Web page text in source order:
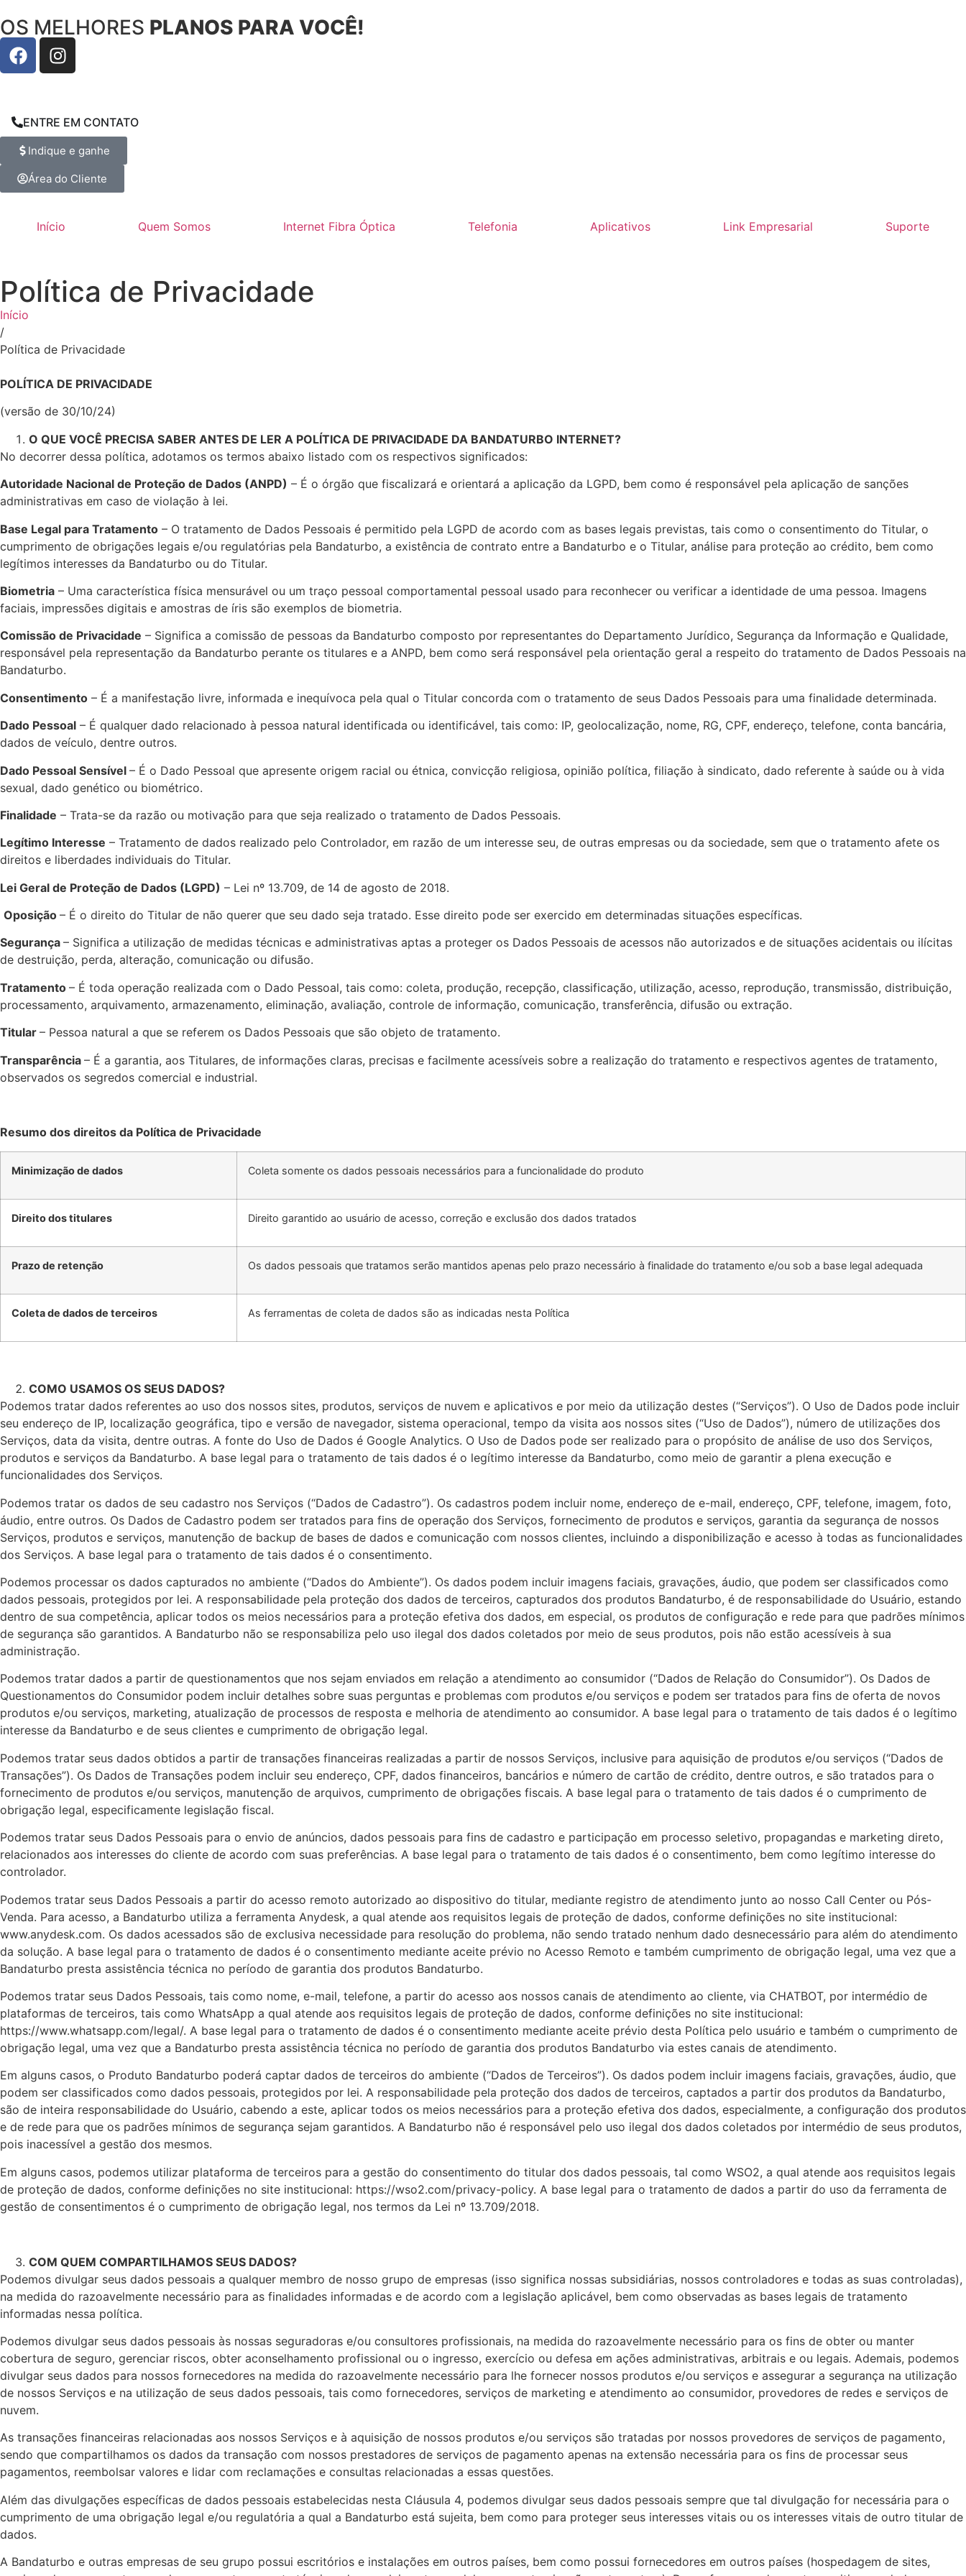
OS MELHORES PLANOS PARA VOCÊ!
ENTRE EM CONTATO
Indique e ganhe
Área do Cliente
Início Quem Somos Internet Fibra Óptica Telefonia Aplicativos Link Empresarial Suporte
Política de Privacidade
Início
/
Política de Privacidade
POLÍTICA DE PRIVACIDADE
(versão de 30/10/24)
O QUE VOCÊ PRECISA SABER ANTES DE LER A POLÍTICA DE PRIVACIDADE DA BANDATURBO INTERNET?
No decorrer dessa política, adotamos os termos abaixo listado com os respectivos significados:
Autoridade Nacional de Proteção de Dados (ANPD) – É o órgão que fiscalizará e orientará a aplicação da LGPD, bem como é responsável pela aplicação de sanções
administrativas em caso de violação à lei.
Base Legal para Tratamento – O tratamento de Dados Pessoais é permitido pela LGPD de acordo com as bases legais previstas, tais como o consentimento do Titular, o
cumprimento de obrigações legais e/ou regulatórias pela Bandaturbo, a existência de contrato entre a Bandaturbo e o Titular, análise para proteção ao crédito, bem como
legítimos interesses da Bandaturbo ou do Titular.
Biometria – Uma característica física mensurável ou um traço pessoal comportamental pessoal usado para reconhecer ou verificar a identidade de uma pessoa. Imagens
faciais, impressões digitais e amostras de íris são exemplos de biometria.
Comissão de Privacidade – Significa a comissão de pessoas da Bandaturbo composto por representantes do Departamento Jurídico, Segurança da Informação e Qualidade,
responsável pela representação da Bandaturbo perante os titulares e a ANPD, bem como será responsável pela orientação geral a respeito do tratamento de Dados Pessoais na
Bandaturbo.
Consentimento – É a manifestação livre, informada e inequívoca pela qual o Titular concorda com o tratamento de seus Dados Pessoais para uma finalidade determinada.
Dado Pessoal – É qualquer dado relacionado à pessoa natural identificada ou identificável, tais como: IP, geolocalização, nome, RG, CPF, endereço, telefone, conta bancária,
dados de veículo, dentre outros.
Dado Pessoal Sensível – É o Dado Pessoal que apresente origem racial ou étnica, convicção religiosa, opinião política, filiação à sindicato, dado referente à saúde ou à vida
sexual, dado genético ou biométrico.
Finalidade – Trata-se da razão ou motivação para que seja realizado o tratamento de Dados Pessoais.
Legítimo Interesse – Tratamento de dados realizado pelo Controlador, em razão de um interesse seu, de outras empresas ou da sociedade, sem que o tratamento afete os
direitos e liberdades individuais do Titular.
Lei Geral de Proteção de Dados (LGPD) – Lei nº 13.709, de 14 de agosto de 2018.
Oposição – É o direito do Titular de não querer que seu dado seja tratado. Esse direito pode ser exercido em determinadas situações específicas.
Segurança – Significa a utilização de medidas técnicas e administrativas aptas a proteger os Dados Pessoais de acessos não autorizados e de situações acidentais ou ilícitas
de destruição, perda, alteração, comunicação ou difusão.
Tratamento – É toda operação realizada com o Dado Pessoal, tais como: coleta, produção, recepção, classificação, utilização, acesso, reprodução, transmissão, distribuição,
processamento, arquivamento, armazenamento, eliminação, avaliação, controle de informação, comunicação, transferência, difusão ou extração.
Titular – Pessoa natural a que se referem os Dados Pessoais que são objeto de tratamento.
Transparência – É a garantia, aos Titulares, de informações claras, precisas e facilmente acessíveis sobre a realização do tratamento e respectivos agentes de tratamento,
observados os segredos comercial e industrial.
Resumo dos direitos da Política de Privacidade
Minimização de dados Coleta somente os dados pessoais necessários para a funcionalidade do produto
Direito dos titulares Direito garantido ao usuário de acesso, correção e exclusão dos dados tratados
Prazo de retenção Os dados pessoais que tratamos serão mantidos apenas pelo prazo necessário à finalidade do tratamento e/ou sob a base legal adequada
Coleta de dados de terceiros As ferramentas de coleta de dados são as indicadas nesta Política
COMO USAMOS OS SEUS DADOS?
Podemos tratar dados referentes ao uso dos nossos sites, produtos, serviços de nuvem e aplicativos e por meio da utilização destes (“Serviços”). O Uso de Dados pode incluir
seu endereço de IP, localização geográfica, tipo e versão de navegador, sistema operacional, tempo da visita aos nossos sites (“Uso de Dados”), número de utilizações dos
Serviços, data da visita, dentre outras. A fonte do Uso de Dados é Google Analytics. O Uso de Dados pode ser realizado para o propósito de análise de uso dos Serviços,
produtos e serviços da Bandaturbo. A base legal para o tratamento de tais dados é o legítimo interesse da Bandaturbo, como meio de garantir a plena execução e
funcionalidades dos Serviços.
Podemos tratar os dados de seu cadastro nos Serviços (“Dados de Cadastro”). Os cadastros podem incluir nome, endereço de e-mail, endereço, CPF, telefone, imagem, foto,
áudio, entre outros. Os Dados de Cadastro podem ser tratados para fins de operação dos Serviços, fornecimento de produtos e serviços, garantia da segurança de nossos
Serviços, produtos e serviços, manutenção de backup de bases de dados e comunicação com nossos clientes, incluindo a disponibilização e acesso à todas as funcionalidades
dos Serviços. A base legal para o tratamento de tais dados é o consentimento.
Podemos processar os dados capturados no ambiente (“Dados do Ambiente”). Os dados podem incluir imagens faciais, gravações, áudio, que podem ser classificados como
dados pessoais, protegidos por lei. A responsabilidade pela proteção dos dados de terceiros, capturados dos produtos Bandaturbo, é de responsabilidade do Usuário, estando
dentro de sua competência, aplicar todos os meios necessários para a proteção efetiva dos dados, em especial, os produtos de configuração e rede para que padrões mínimos
de segurança são garantidos. A Bandaturbo não se responsabiliza pelo uso ilegal dos dados coletados por meio de seus produtos, pois não estão acessíveis à sua
administração.
Podemos tratar dados a partir de questionamentos que nos sejam enviados em relação a atendimento ao consumidor (“Dados de Relação do Consumidor”). Os Dados de
Questionamentos do Consumidor podem incluir detalhes sobre suas perguntas e problemas com produtos e/ou serviços e podem ser tratados para fins de oferta de novos
produtos e/ou serviços, marketing, atualização de processos de resposta e melhoria de atendimento ao consumidor. A base legal para o tratamento de tais dados é o legítimo
interesse da Bandaturbo e de seus clientes e cumprimento de obrigação legal.
Podemos tratar seus dados obtidos a partir de transações financeiras realizadas a partir de nossos Serviços, inclusive para aquisição de produtos e/ou serviços (“Dados de
Transações”). Os Dados de Transações podem incluir seu endereço, CPF, dados financeiros, bancários e número de cartão de crédito, dentre outros, e são tratados para o
fornecimento de produtos e/ou serviços, manutenção de arquivos, cumprimento de obrigações fiscais. A base legal para o tratamento de tais dados é o cumprimento de
obrigação legal, especificamente legislação fiscal.
Podemos tratar seus Dados Pessoais para o envio de anúncios, dados pessoais para fins de cadastro e participação em processo seletivo, propagandas e marketing direto,
relacionados aos interesses do cliente de acordo com suas preferências. A base legal para o tratamento de tais dados é o consentimento, bem como legítimo interesse do
controlador.
Podemos tratar seus Dados Pessoais a partir do acesso remoto autorizado ao dispositivo do titular, mediante registro de atendimento junto ao nosso Call Center ou Pós-
Venda. Para acesso, a Bandaturbo utiliza a ferramenta Anydesk, a qual atende aos requisitos legais de proteção de dados, conforme definições no site institucional:
www.anydesk.com. Os dados acessados são de exclusiva necessidade para resolução do problema, não sendo tratado nenhum dado desnecessário para além do atendimento
da solução. A base legal para o tratamento de dados é o consentimento mediante aceite prévio no Acesso Remoto e também cumprimento de obrigação legal, uma vez que a
Bandaturbo presta assistência técnica no período de garantia dos produtos Bandaturbo.
Podemos tratar seus Dados Pessoais, tais como nome, e-mail, telefone, a partir do acesso aos nossos canais de atendimento ao cliente, via CHATBOT, por intermédio de
plataformas de terceiros, tais como WhatsApp a qual atende aos requisitos legais de proteção de dados, conforme definições no site institucional:
https://www.whatsapp.com/legal/. A base legal para o tratamento de dados é o consentimento mediante aceite prévio desta Política pelo usuário e também o cumprimento de
obrigação legal, uma vez que a Bandaturbo presta assistência técnica no período de garantia dos produtos Bandaturbo via estes canais de atendimento.
Em alguns casos, o Produto Bandaturbo poderá captar dados de terceiros do ambiente (“Dados de Terceiros”). Os dados podem incluir imagens faciais, gravações, áudio, que
podem ser classificados como dados pessoais, protegidos por lei. A responsabilidade pela proteção dos dados de terceiros, captados a partir dos produtos da Bandaturbo,
são de inteira responsabilidade do Usuário, cabendo a este, aplicar todos os meios necessários para a proteção efetiva dos dados, especialmente, a configuração dos produtos
e de rede para que os padrões mínimos de segurança sejam garantidos. A Bandaturbo não é responsável pelo uso ilegal dos dados coletados por intermédio de seus produtos,
pois inacessível a gestão dos mesmos.
Em alguns casos, podemos utilizar plataforma de terceiros para a gestão do consentimento do titular dos dados pessoais, tal como WSO2, a qual atende aos requisitos legais
de proteção de dados, conforme definições no site institucional: https://wso2.com/privacy-policy. A base legal para o tratamento de dados a partir do uso da ferramenta de
gestão de consentimentos é o cumprimento de obrigação legal, nos termos da Lei nº 13.709/2018.
COM QUEM COMPARTILHAMOS SEUS DADOS?
Podemos divulgar seus dados pessoais a qualquer membro de nosso grupo de empresas (isso significa nossas subsidiárias, nossos controladores e todas as suas controladas),
na medida do razoavelmente necessário para as finalidades informadas e de acordo com a legislação aplicável, bem como observadas as bases legais de tratamento
informadas nessa política.
Podemos divulgar seus dados pessoais às nossas seguradoras e/ou consultores profissionais, na medida do razoavelmente necessário para os fins de obter ou manter
cobertura de seguro, gerenciar riscos, obter aconselhamento profissional ou o ingresso, exercício ou defesa em ações administrativas, arbitrais e ou legais. Ademais, podemos
divulgar seus dados para nossos fornecedores na medida do razoavelmente necessário para lhe fornecer nossos produtos e/ou serviços e assegurar a segurança na utilização
de nossos Serviços e na utilização de seus dados pessoais, tais como fornecedores, serviços de marketing e atendimento ao consumidor, provedores de redes e serviços de
nuvem.
As transações financeiras relacionadas aos nossos Serviços e à aquisição de nossos produtos e/ou serviços são tratadas por nossos provedores de serviços de pagamento,
sendo que compartilhamos os dados da transação com nossos prestadores de serviços de pagamento apenas na extensão necessária para os fins de processar seus
pagamentos, reembolsar valores e lidar com reclamações e consultas relacionadas a essas questões.
Além das divulgações específicas de dados pessoais estabelecidas nesta Cláusula 4, podemos divulgar seus dados pessoais sempre que tal divulgação for necessária para o
cumprimento de uma obrigação legal e/ou regulatória a qual a Bandaturbo está sujeita, bem como para proteger seus interesses vitais ou os interesses vitais de outro titular de
dados.
A Bandaturbo e outras empresas de seu grupo possui escritórios e instalações em outros países, bem como possui fornecedores em outros países (hospedagem de sites,